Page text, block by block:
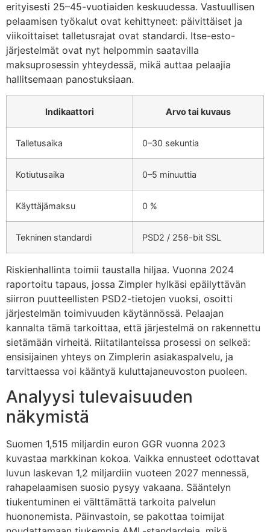
erityisesti 25–45-vuotiaiden keskuudessa. Vastuullisen
pelaamisen työkalut ovat kehittyneet: päivittäiset ja
viikoittaiset talletusrajat ovat standardi. Itse-esto-
järjestelmät ovat nyt helpommin saatavilla
maksuprosessin yhteydessä, mikä auttaa pelaajia
hallitsemaan panostuksiaan.
Indikaattori Arvo tai kuvaus
Talletusaika 0–30 sekuntia
Kotiutusaika 0–5 minuuttia
Käyttäjämaksu 0 %
Tekninen standardi PSD2 / 256-bit SSL
Riskienhallinta toimii taustalla hiljaa. Vuonna 2024
raportoitu tapaus, jossa Zimpler hylkäsi epäilyttävän
siirron puutteellisten PSD2-tietojen vuoksi, osoitti
järjestelmän toimivuuden käytännössä. Pelaajan
kannalta tämä tarkoittaa, että järjestelmä on rakennettu
sietämään virheitä. Riitatilanteissa prosessi on selkeä:
ensisijainen yhteys on Zimplerin asiakaspalvelu, ja
tarvittaessa voi kääntyä kuluttajaneuvoston puoleen.
Analyysi tulevaisuuden
näkymistä
Suomen 1,515 miljardin euron GGR vuonna 2023
kuvastaa markkinan kokoa. Vaikka ennusteet odottavat
luvun laskevan 1,2 miljardiin vuoteen 2027 mennessä,
rahapelaamisen suosio pysyy vakaana. Sääntelyn
tiukentuminen ei välttämättä tarkoita palvelun
huononemista. Päinvastoin, se pakottaa toimijat